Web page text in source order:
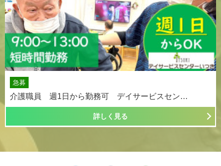
急募
介護職員 週1日から勤務可 デイサービスセン…
詳しく見る